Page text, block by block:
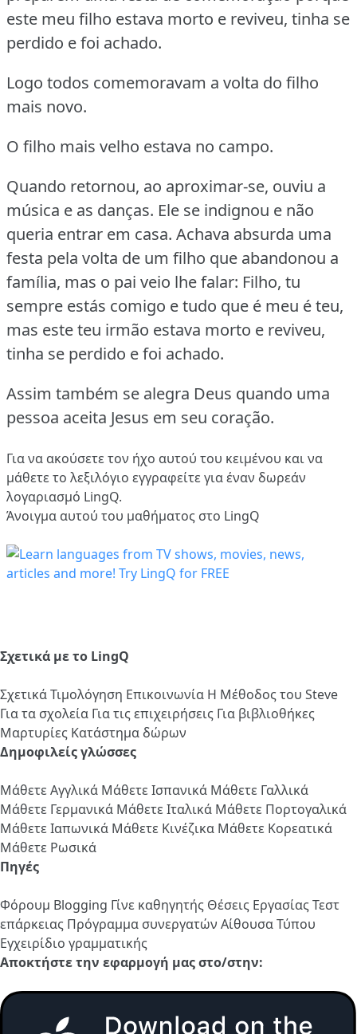
este meu filho estava morto e reviveu, tinha se
perdido e foi achado.
Logo todos comemoravam a volta do filho
mais novo.
O filho mais velho estava no campo.
Quando retornou, ao aproximar-se, ouviu a
música e as danças. Ele se indignou e não
queria entrar em casa. Achava absurda uma
festa pela volta de um filho que abandonou a
família, mas o pai veio lhe falar: Filho, tu
sempre estás comigo e tudo que é meu é teu,
mas este teu irmão estava morto e reviveu,
tinha se perdido e foi achado.
Assim também se alegra Deus quando uma
pessoa aceita Jesus em seu coração.
Για να ακούσετε τον ήχο αυτού του κειμένου και να
μάθετε το λεξιλόγιο εγγραφείτε για έναν δωρεάν
λογαριασμό LingQ.
Άνοιγμα αυτού του μαθήματος στο LingQ
Σχετικά με το LingQ
ΣχετικάΤιμολόγηση Επικοινωνία Η Μέθοδος του Steve
Για τα σχολεία Για τις επιχειρήσεις Για βιβλιοθήκες
Μαρτυρίες Κατάστημα δώρων
Δημοφιλείς γλώσσες
Μάθετε Αγγλικά Μάθετε Ισπανικά Μάθετε Γαλλικά
Μάθετε Γερμανικά Μάθετε Ιταλικά Μάθετε Πορτογαλικά
Μάθετε Ιαπωνικά Μάθετε Κινέζικα Μάθετε Κορεατικά
Μάθετε Ρωσικά
Πηγές
Φόρουμ Blogging Γίνε καθηγητής Θέσεις ΕργασίαςΤεστ
επάρκειας Πρόγραμμα συνεργατών Αίθουσα Τύπου
Εγχειρίδιο γραμματικής
Αποκτήστε την εφαρμογή μας στο/στην: